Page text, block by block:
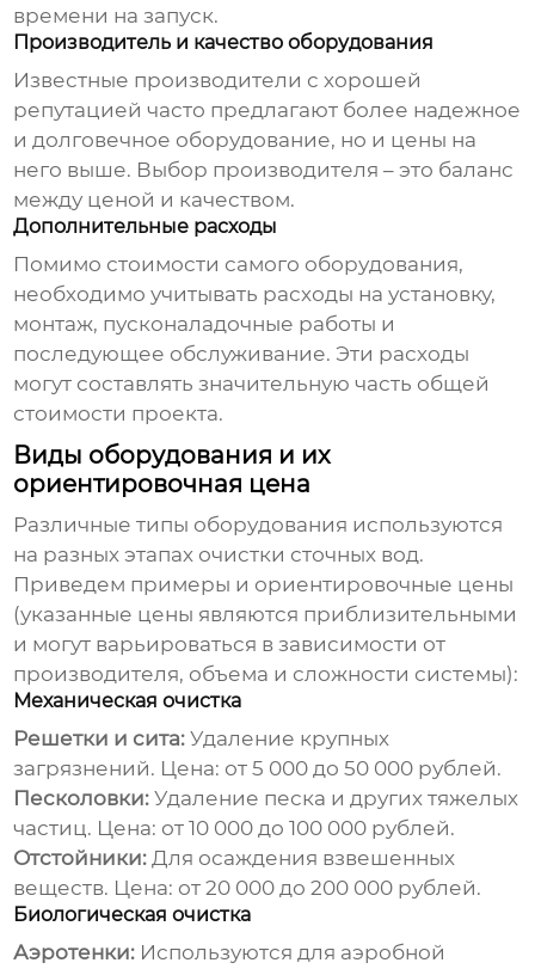
времени на запуск.
Производитель и качество оборудования
Известные производители с хорошей
репутацией часто предлагают более надежное
и долговечное оборудование, но и цены на
него выше. Выбор производителя – это баланс
между ценой и качеством.
Дополнительные расходы
Помимо стоимости самого оборудования,
необходимо учитывать расходы на установку,
монтаж, пусконаладочные работы и
последующее обслуживание. Эти расходы
могут составлять значительную часть общей
стоимости проекта.
Виды оборудования и их
ориентировочная цена
Различные типы оборудования используются
на разных этапах очистки сточных вод.
Приведем примеры и ориентировочные цены
(указанные цены являются приблизительными
и могут варьироваться в зависимости от
производителя, объема и сложности системы):
Механическая очистка
Решетки и сита: Удаление крупных
загрязнений. Цена: от 5 000 до 50 000 рублей.
Песколовки: Удаление песка и других тяжелых
частиц. Цена: от 10 000 до 100 000 рублей.
Отстойники: Для осаждения взвешенных
веществ. Цена: от 20 000 до 200 000 рублей.
Биологическая очистка
Аэротенки: Используются для аэробной